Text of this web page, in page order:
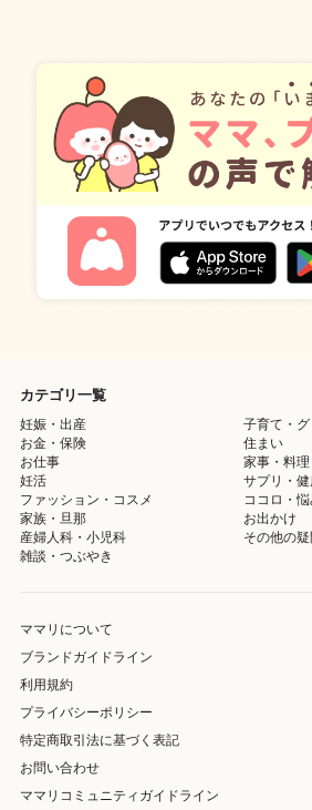
カテゴリ一覧
妊娠・出産
子育て・
お金・保険
住まい
お仕事
家事・料理
妊活
サプリ・
ファッション・コスメ
ココロ・
家族・旦那
お出かけ
産婦人科・小児科
その他の疑
雑談・つぶやき
ママリについて
ブランドガイドライン
利用規約
プライバシーポリシー
特定商取引法に基づく表記
お問い合わせ
ママリコミュニティガイドライン